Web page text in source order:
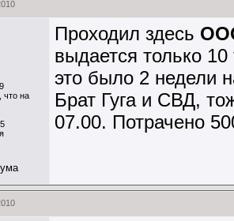
что на
Проходил здесь
выдается только
это было 2 недели
Брат Гуга и СВД,
07.00. Потрачено